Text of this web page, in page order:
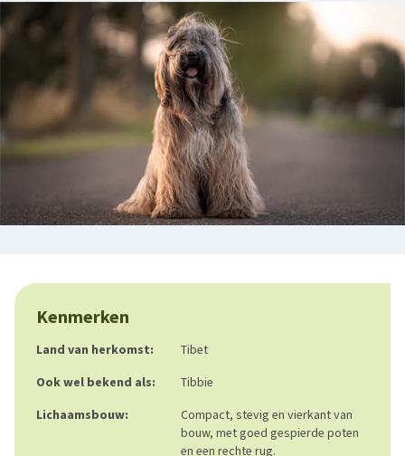
Kenmerken
Land van herkomst:
Tibet
Ook wel bekend als:
Tibbie
Lichaamsbouw:
Compact, stevig en vierkant van
bouw, met goed gespierde poten
en een rechte rug.